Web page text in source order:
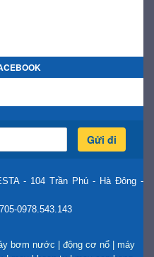
Gửi đi
- 104 Trần Phú - Hà Đông -
0978.543.143
bơm nước | động cơ nổ | máy